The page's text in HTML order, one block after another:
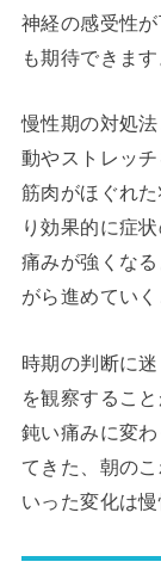
神経の感受性
も期待できます
慢性期の対処
動やストレッ
筋肉がほぐれ
り効果的に症
痛みが強くな
がら進めていく
時期の判断に
を観察するこ
鈍い痛みに変
てきた、朝の
いった変化は